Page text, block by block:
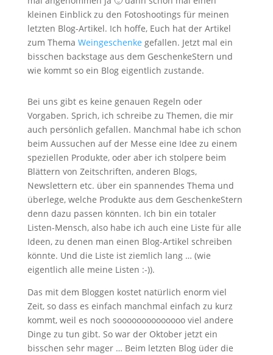
kleinen Einblick zu den Fotoshootings für meinen
letzten Blog-Artikel. Ich hoffe, Euch hat der Artikel
zum Thema Weingeschenke gefallen. Jetzt mal ein
bisschen backstage aus dem GeschenkeStern und
wie kommt so ein Blog eigentlich zustande.
Bei uns gibt es keine genauen Regeln oder
Vorgaben. Sprich, ich schreibe zu Themen, die mir
auch persönlich gefallen. Manchmal habe ich schon
beim Aussuchen auf der Messe eine Idee zu einem
speziellen Produkte, oder aber ich stolpere beim
Blättern von Zeitschriften, anderen Blogs,
Newslettern etc. über ein spannendes Thema und
überlege, welche Produkte aus dem GeschenkeStern
denn dazu passen könnten. Ich bin ein totaler
Listen-Mensch, also habe ich auch eine Liste für alle
Ideen, zu denen man einen Blog-Artikel schreiben
könnte. Und die Liste ist ziemlich lang … (wie
eigentlich alle meine Listen :-)).
Das mit dem Bloggen kostet natürlich enorm viel
Zeit, so dass es einfach manchmal einfach zu kurz
kommt, weil es noch soooooooooooooo viel andere
Dinge zu tun gibt. So war der Oktober jetzt ein
bisschen sehr mager … Beim letzten Blog üder die